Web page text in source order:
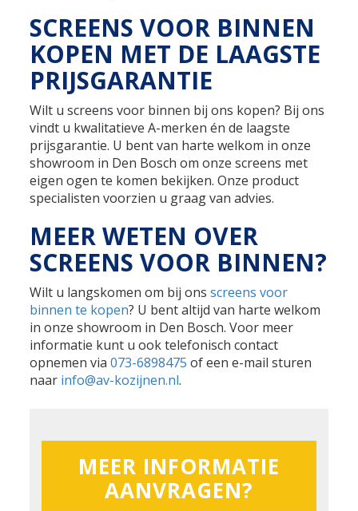
SCREENS VOOR BINNEN
KOPEN MET DE LAAGSTE
PRIJSGARANTIE
Wilt u screens voor binnen bij ons kopen? Bij ons
vindt u kwalitatieve A-merken én de laagste
prijsgarantie. U bent van harte welkom in onze
showroom in Den Bosch om onze screens met
eigen ogen te komen bekijken. Onze product
specialisten voorzien u graag van advies.
MEER WETEN OVER
SCREENS VOOR BINNEN?
Wilt u langskomen om bij onsscreens voor
binnen te kopen? U bent altijd van harte welkom
in onze showroom in Den Bosch. Voor meer
informatie kunt u ook telefonisch contact
opnemen via073-6898475 of een e-mail sturen
naar info@av-kozijnen.nl.
MEER INFORMATIE
AANVRAGEN?